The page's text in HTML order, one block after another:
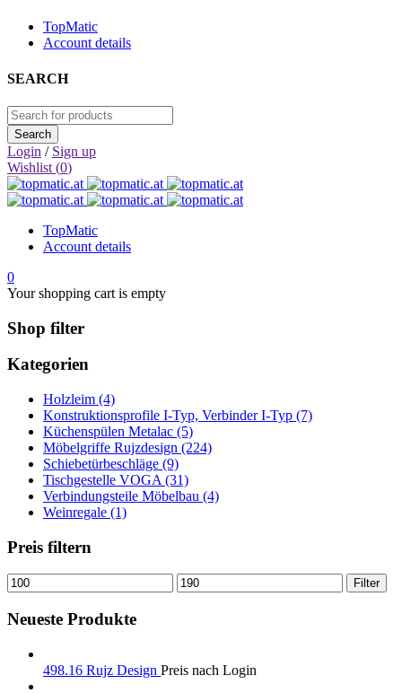
TopMatic
Account details
SEARCH
Login / Sign up
Wishlist (0)
TopMatic
Account details
0
Your shopping cart is empty
Shop filter
Kategorien
Holzleim (4)
Konstruktionsprofile I-Typ, Verbinder I-Typ (7)
Küchenspülen Metalac (5)
Möbelgriffe Rujzdesign (224)
Schiebetürbeschläge (9)
Tischgestelle VOGA (31)
Verbindungsteile Möbelbau (4)
Weinregale (1)
Preis filtern
Min.
Preis
Max.
Preis
Filter
Neueste Produkte
498.16 Rujz Design Preis nach Login